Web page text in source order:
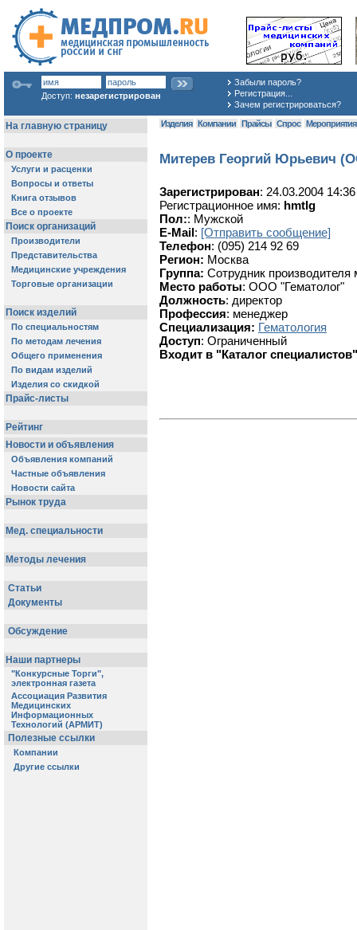
Доступ: незарегистрирован
Забыли пароль?
Регистрация...
Зачем регистрироваться?
Изделия Компании Прайсы Спрос Мероприятия
Митерев Георгий Юрьевич
Зарегистрирован: 24.03.2004 14:36
Регистрационное имя: hmtlg
Пол:: Мужской
E-Mail: [Отправить сообщение]
Телефон: (095) 214 92 69
Регион: Москва
Группа: Сотрудник
Место работы: ООО "Гематолог"
Должность: директор
Профессия: менеджер
Специализация: Гематология
Доступ: Ограниченный
Входит в "Каталог специалистов"